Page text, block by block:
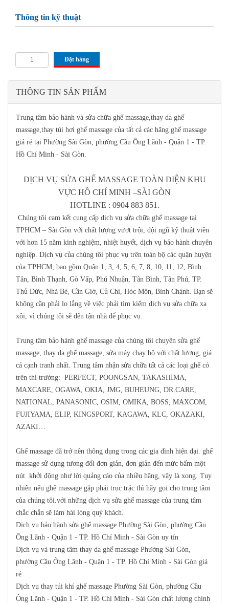
Thông tin kỹ thuật
Đặt hàng
THÔNG TIN SẢN PHẨM
Trung tâm bảo hành và sửa chữa ghế massage,thay da ghế
massage,thay túi hơi ghế massage của tất cả các hãng ghế massage
giá rẻ tại Phường Sài Gòn, phường Cầu Ông Lãnh - Quận 1 - TP.
Hồ Chí Minh - Sài Gòn.
DỊCH VỤ SỬA GHẾ MASSAGE TOÀN DIỆN KHU
VỰC HỒ CHÍ MINH –SÀI GÒN
HOTLINE : 0904 883 851 .
Chúng tôi cam kết cung cấp dịch vụ sửa chữa ghế massage tại
TPHCM – Sài Gòn với chất lượng vượt trội, đội ngũ kỹ thuật viên
với hơn 15 năm kinh nghiệm, nhiệt huyết, dịch vụ bảo hành chuyên
nghiệp. Dịch vụ của chúng tôi phục vụ trên toàn bộ các quận huyện
của TPHCM, bao gồm Quận 1, 3, 4, 5, 6, 7, 8, 10, 11, 12, Bình
Tân, Bình Thạnh, Gò Vấp, Phú Nhuận, Tân Bình, Tân Phú, TP.
Thủ Đức, Nhà Bè, Cần Giờ, Củ Chi, Hóc Môn, Bình Chánh. Bạn sẽ
không cần phải lo lắng về việc phải tìm kiếm dịch vụ sửa chữa xa
xôi, vì chúng tôi sẽ đến tận nhà để phục vụ.
Trung tâm bảo hành ghế massage của chúng tôi chuyên sửa ghế
massage, thay da ghế massage, sửa máy chạy bộ với chất lượng, giá
cả cạnh tranh nhất. Trung tâm nhận sửa chữa tất cả các loại ghế có
trên thi trường: PERFECT, POONGSAN, TAKASHIMA,
MAXCARE, OGAWA, OKIA, JMG, BUHEUNG, DR.CARE,
NATIONAL, PANASONIC, OSIM, OMIKA, BOSS, MAXCOM,
FUJIYAMA, ELIP, KINGSPORT, KAGAWA, KLC, OKAZAKI,
AZAKI…
Ghế massage đã trở nên thông dụng trong các gia đình hiện đại. ghế
massage sử dụng tương đối đơn giản, đơn giản đến mức bấm một
nút khởi động như lời quảng cáo của nhiều hãng, vậy là xong. Tuy
nhiên nếu ghế massage gặp phải trục trặc thì hãy gọi cho trung tâm
của chúng tôi.với những dịch vụ sửa ghế massage của trung tâm
chắc chắn sẽ làm hài lòng quý khách.
Dịch vụ bảo hành sửa ghế massage Phường Sài Gòn, phường Cầu
Ông Lãnh - Quận 1 - TP. Hồ Chí Minh - Sài Gòn uy tín
Dịch vụ và trung tâm thay da ghế massage Phường Sài Gòn,
phường Cầu Ông Lãnh - Quận 1 - TP. Hồ Chí Minh - Sài Gòn giá
rẻ
Dịch vụ thay túi khí ghế massage Phường Sài Gòn, phường Cầu
Ông Lãnh - Quận 1 - TP. Hồ Chí Minh - Sài Gòn chất lượng chính